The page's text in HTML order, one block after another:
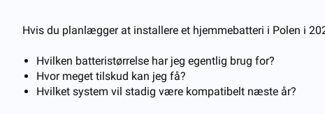
Hvis du planlægger at installere et hjemmebatteri i Polen i
Hvilken batteristørrelse har jeg egentlig brug for?
Hvor meget tilskud kan jeg få?
Hvilket system vil stadig være kompatibelt næste år?